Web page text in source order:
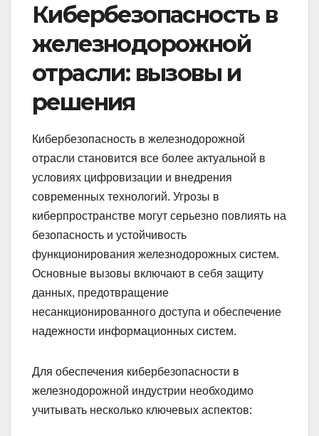
Кибербезопасность в
железнодорожной
отрасли: вызовы и
решения
Кибербезопасность в железнодорожной
отрасли становится все более актуальной в
условиях цифровизации и внедрения
современных технологий. Угрозы в
киберпространстве могут серьезно повлиять на
безопасность и устойчивость
функционирования железнодорожных систем.
Основные вызовы включают в себя защиту
данных, предотвращение
несанкционированного доступа и обеспечение
надежности информационных систем.
Для обеспечения кибербезопасности в
железнодорожной индустрии необходимо
учитывать несколько ключевых аспектов: